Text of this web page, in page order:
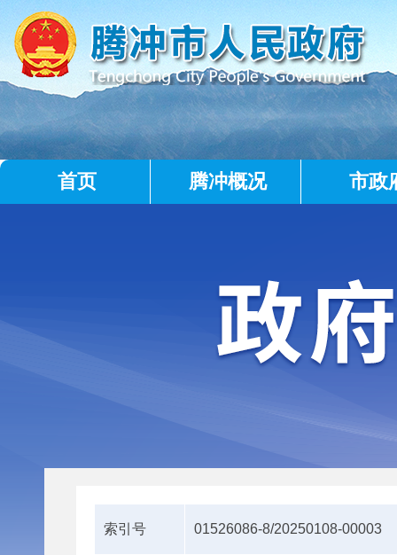
首页 腾冲概况 市政
索引号 01526086-8/20250108-00003